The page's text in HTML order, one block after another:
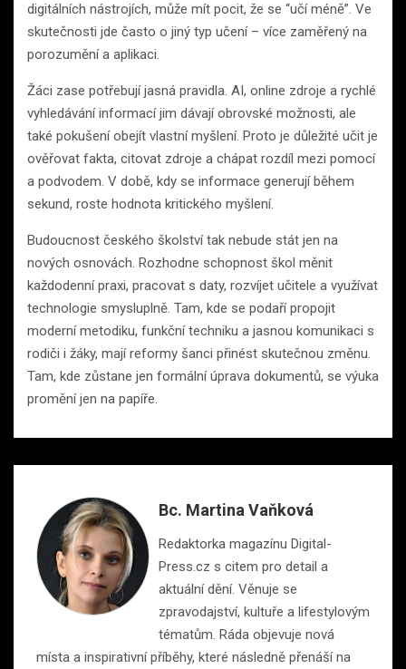
digitálních nástrojích, může mít pocit, že se “učí méně”. Ve
skutečnosti jde často o jiný typ učení – více zaměřený na
porozumění a aplikaci.
Žáci zase potřebují jasná pravidla. AI, online zdroje a rychlé
vyhledávání informací jim dávají obrovské možnosti, ale
také pokušení obejít vlastní myšlení. Proto je důležité učit je
ověřovat fakta, citovat zdroje a chápat rozdíl mezi pomocí
a podvodem. V době, kdy se informace generují během
sekund, roste hodnota kritického myšlení.
Budoucnost českého školství tak nebude stát jen na
nových osnovách. Rozhodne schopnost škol měnit
každodenní praxi, pracovat s daty, rozvíjet učitele a využívat
technologie smysluplně. Tam, kde se podaří propojit
moderní metodiku, funkční techniku a jasnou komunikaci s
rodiči i žáky, mají reformy šanci přinést skutečnou změnu.
Tam, kde zůstane jen formální úprava dokumentů, se výuka
promění jen na papíře.
Bc. Martina Vaňková
Redaktorka magazínu Digital-
Press.cz s citem pro detail a
aktuální dění. Věnuje se
zpravodajství, kultuře a lifestylovým
tématům. Ráda objevuje nová
místa a inspirativní příběhy, které následně přenáší na